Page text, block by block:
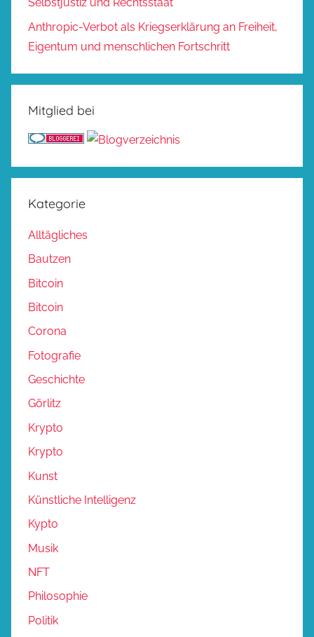
Anthropic-Verbot als Kriegserklärung an Freiheit,
Eigentum und menschlichen Fortschritt
Mitglied bei
Kategorie
Alltägliches
Bautzen
Bitcoin
Bitcoin
Corona
Fotografie
Geschichte
Görlitz
Krypto
Krypto
Kunst
Künstliche Intelligenz
Kypto
Musik
NFT
Philosophie
Politik